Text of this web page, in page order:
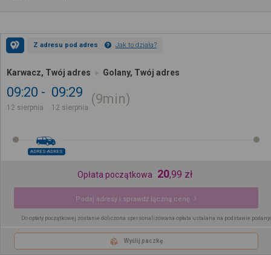
Z adresu pod adres Jak to działa?
Karwacz, Twój adres Golany, Twój adres
09:20
12 sierpnia
09:29
12 sierpnia
9min
ADRES-ADRES
Opłata początkowa 20,99 zł
Podaj adresy i sprawdź łączną cenę
Do opłaty początkowej zostanie doliczona spersonalizowana opłata ustalana na podstawie
Wyślij paczkę